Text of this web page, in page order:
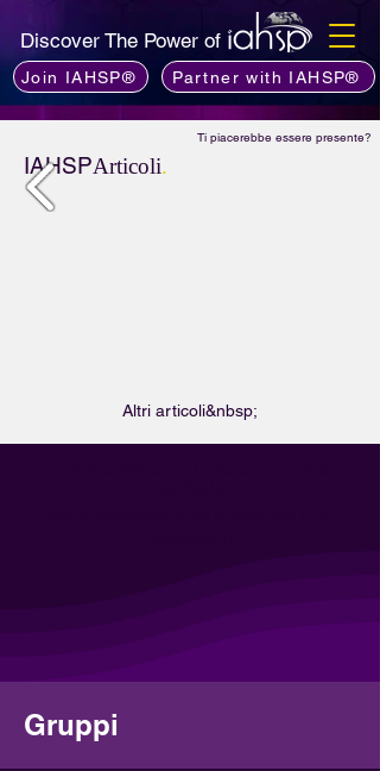
Discover The Power of
Join IAHSP® Partner with IAHSP®
Ti piacerebbe essere presente?
IAHSPArticoli.
Altri articoli&nbsp;
Gruppi